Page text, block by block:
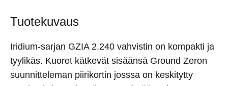
Tuotekuvaus
Iridium-sarjan GZIA 2.240 vahvistin on kompakti ja
tyylikäs. Kuoret kätkevät sisäänsä Ground Zeron
suunnitteleman piirikortin josssa on keskitytty